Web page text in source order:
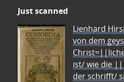
Just scanned
Lienhard
von dem
ist/ wie die ||
der schrifft/